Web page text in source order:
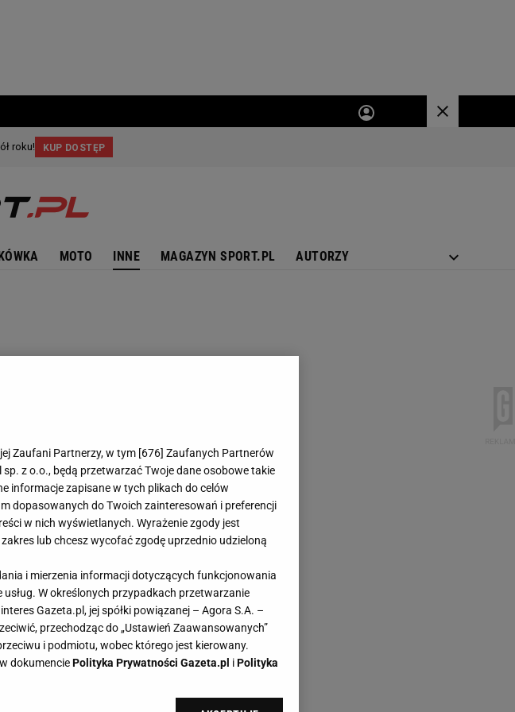
MOTO INNE MAGAZYN SPORT.PL AUTORZY
Zaufani Partnerzy, w tym [676] Zaufanych Partnerów
z o.o., będą przetwarzać Twoje dane osobowe takie
informacje zapisane w tych plikach do celów
dopasowanych do Twoich zainteresowań i preferencji
w nich wyświetlanych. Wyrażenie zgody jest
lub chcesz wycofać zgodę uprzednio udzieloną
i mierzenia informacji dotyczących funkcjonowania
W określonych przypadkach przetwarzanie
Gazeta.pl, jej spółki powiązanej – Agora S.A. –
przechodząc do „Ustawień Zaawansowanych”
i podmiotu, wobec którego jest kierowany.
dokumenciePolityka Prywatności Gazeta.pl iPolityka